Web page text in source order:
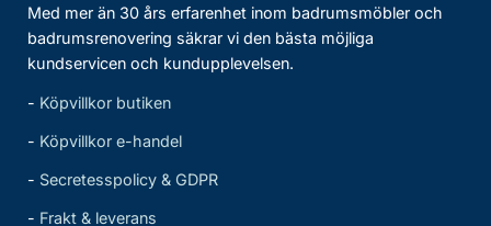
Med mer än 30 års erfarenhet inom badrumsmöbler och
badrumsrenovering säkrar vi den bästa möjliga
kundservicen och kundupplevelsen.
- Köpvillkor butiken
- Köpvillkor e-handel
- Secretesspolicy & GDPR
- Frakt & leverans